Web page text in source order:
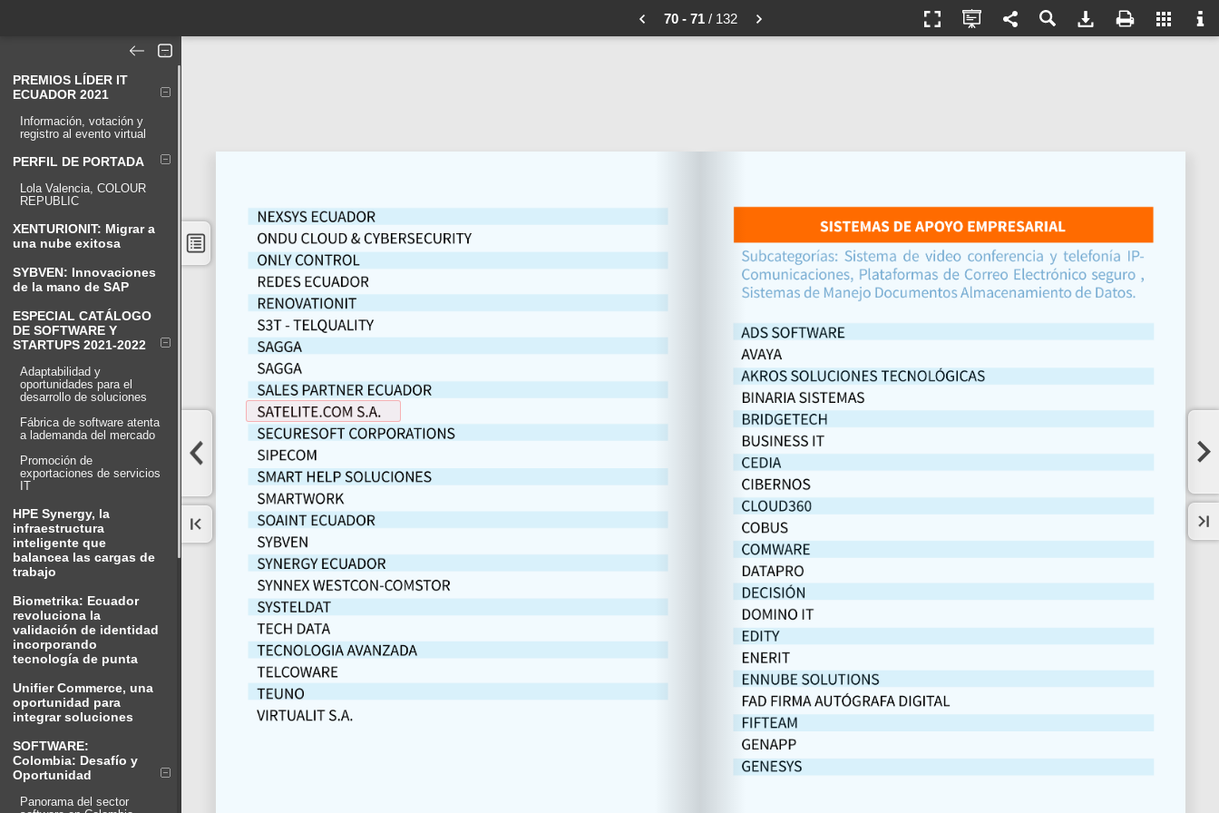
70 - 71/ 132
PREMIOS LÍDER IT
ECUADOR 2021
Información, votación y
registro al evento virtual
PERFIL DE PORTADA
Lola Valencia, COLOUR
REPUBLIC
XENTURIONIT: Migrar a
una nube exitosa
SYBVEN: Innovaciones
de la mano de SAP
ESPECIAL CATÁLOGO
DE SOFTWARE Y
STARTUPS 2021-2022
Adaptabilidad y
oportunidades para el
desarrollo de soluciones
Fábrica de software atenta
a lademanda del mercado
Promoción de
exportaciones de servicios
IT
HPE Synergy, la
infraestructura
inteligente que
balancea las cargas de
trabajo
Biometrika: Ecuador
revoluciona la
validación de identidad
incorporando
tecnología de punta
Unifier Commerce, una
oportunidad para
integrar soluciones
SOFTWARE:
Colombia: Desafío y
Oportunidad
Panorama del sector